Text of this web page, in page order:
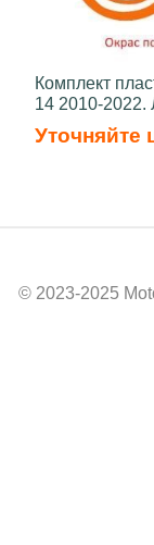
Комплект
14 2010-2022.
Уточняйте
© 2023-2025